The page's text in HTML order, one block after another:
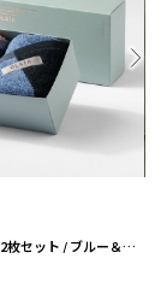
フェイスタオル2枚セット / ブルー＆ピンク［オルシア］